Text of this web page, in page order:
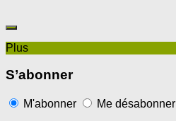
Plus
S’abonner
M'abonner Me désabonner